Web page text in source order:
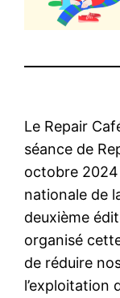
Le Repair
séance de
octobre 2024
nationale de
deuxième
organisé
de réduire
l’exploitation